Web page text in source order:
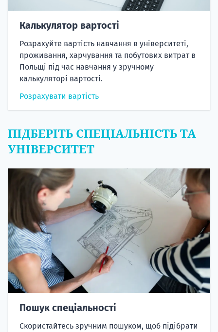
Калькулятор вартості
Розрахуйте вартість навчання в університеті,
проживання, харчування та побутових витрат в
Польщі під час навчання у зручному
калькуляторі вартості.
Розрахувати вартість
ПІДБЕРІТЬ СПЕЦІАЛЬНІСТЬ ТА
УНІВЕРСИТЕТ
Пошук спеціальності
Скористайтесь зручним пошуком, щоб підібрати